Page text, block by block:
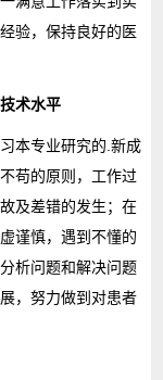
验，保持良好的医
术水平
本专业研究的.新成
苟的原则，工作过
及差错的发生；在
谨慎，遇到不懂的
析问题和解决问题
，努力做到对患者